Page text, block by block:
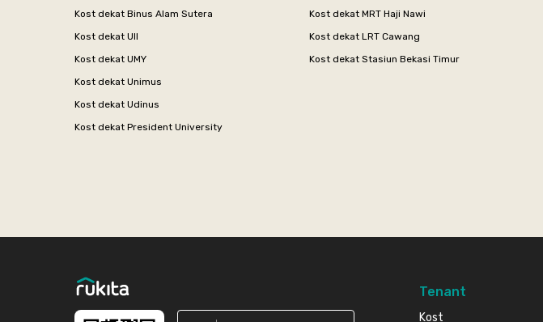
Kost dekat Binus Alam Sutera
Kost dekat UII
Kost dekat UMY
Kost dekat Unimus
Kost dekat Udinus
Kost dekat President University
Kost dekat MRT Haji Nawi
Kost dekat LRT Cawang
Kost dekat Stasiun Bekasi Timur
Tenant
Kost